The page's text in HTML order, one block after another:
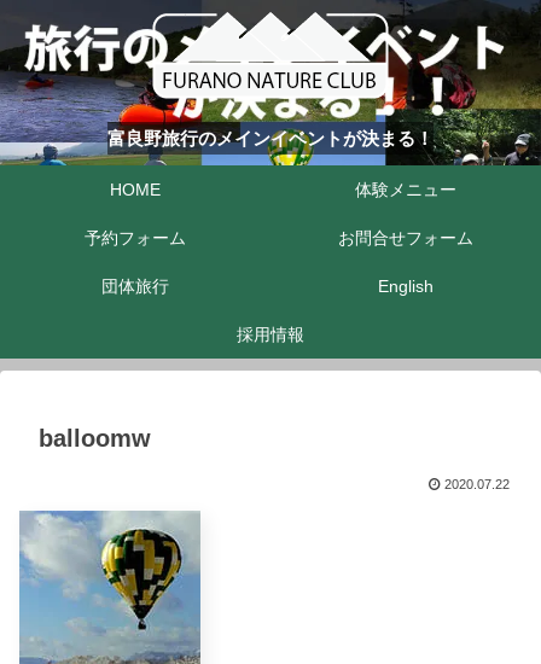
富良野旅行のメインイベントが決まる！
HOME 体験メニュー
予約フォーム お問合せフォーム
団体旅行 English
採用情報
balloomw
2020.07.22